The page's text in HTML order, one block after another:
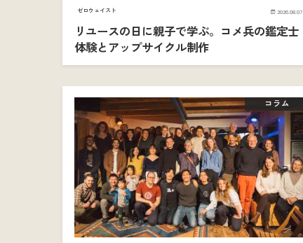
ゼロウェイスト 2026.08.07
リユースの日に親子で学ぶ。コメ兵の鑑定士
体験とアップサイクル制作
コラム